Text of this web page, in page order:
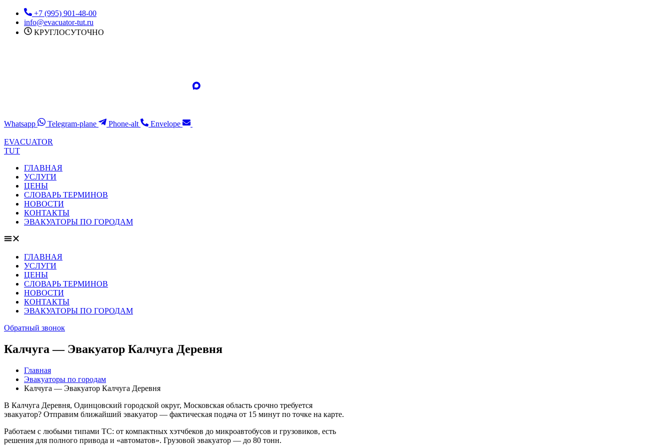
Перейти
содержимому
+7 (995) 901-48-00
info@evacuator-tut.ru
КРУГЛОСУТОЧНО
Whatsapp Telegram-plane Phone-alt Envelope
EVACUATOR
TUT
ГЛАВНАЯ
УСЛУГИ
ЦЕНЫ
СЛОВАРЬ ТЕРМИНОВ
НОВОСТИ
КОНТАКТЫ
ЭВАКУАТОРЫ ПО ГОРОДАМ
ГЛАВНАЯ
УСЛУГИ
ЦЕНЫ
СЛОВАРЬ ТЕРМИНОВ
НОВОСТИ
КОНТАКТЫ
ЭВАКУАТОРЫ ПО ГОРОДАМ
Обратный звонок
Калчуга — Эвакуатор Калчуга Деревня
Главная
Эвакуаторы по городам
Калчуга — Эвакуатор Калчуга Деревня
В Калчуга Деревня, Одинцовский городской округ, Московская область срочно требуется
эвакуатор? Отправим ближайший эвакуатор — фактическая подача от 15 минут по точке на карте.
Работаем с любыми типами ТС: от компактных хэтчбеков до микроавтобусов и грузовиков, есть
решения для полного привода и «автоматов». Грузовой эвакуатор — до 80 тонн.